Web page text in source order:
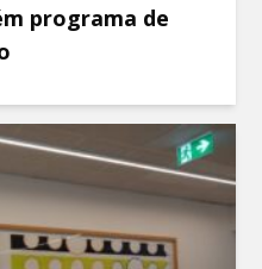
programa de